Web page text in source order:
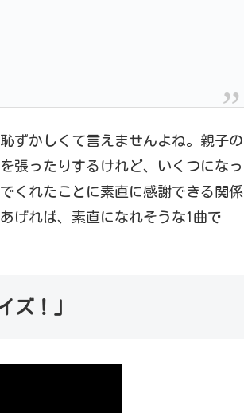
ずかしくて言えませんよね。親子の
張ったりするけれど、いくつになっ
くれたことに素直に感謝できる関係
げれば、素直になれそうな1曲で
ズ！」